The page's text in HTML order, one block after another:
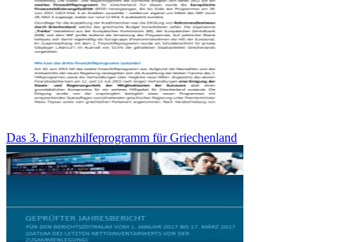
Das 3. Finanzhilfeprogramm für Griechenland